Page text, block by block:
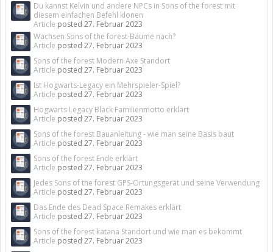
Du kannst Kelvin und andere NPCs in Sons of the forest mit
diesem einfachen Befehl klonen
Article posted 27. Februar 2023
Wachsen Sons of the forest-Bäume nach?
Article posted 27. Februar 2023
Sons of the forest Modern Axe Standort
Article posted 27. Februar 2023
Ist Hogwarts-Legacy ein Mehrspieler-Spiel?
Article posted 27. Februar 2023
Hogwarts Legacy Black Familienmotto erklärt
Article posted 27. Februar 2023
Sons of the forest Bauanleitung - wie man seine Basis baut
Article posted 27. Februar 2023
Sons of the forest Ende erklärt
Article posted 27. Februar 2023
Jedes Sons of the forest GPS-Ortungsgerät und seine Verwendung
Article posted 27. Februar 2023
Das Ende des Dead Space Remakes erklärt
Article posted 27. Februar 2023
Sons of the forest katana Standort und wie man es bekommt
Article posted 27. Februar 2023